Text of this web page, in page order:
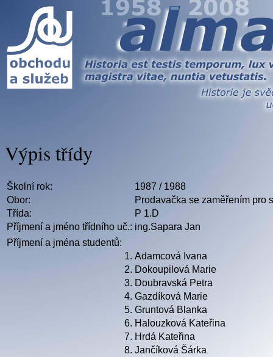
Výpis třídy
Školní rok:
1987 / 1988
Obor:
Prodavačka se zaměřením pro
Třída:
P 1.D
Příjmení a jméno třídního uč.: ing.Sapara Jan
Příjmení a jména studentů:
1. Adamcová Ivana
2. Dokoupilová Marie
3. Doubravská Petra
4. Gazdíková Marie
5. Gruntová Blanka
6. Halouzková Kateřina
7. Hrdá Kateřina
8. Jančíková Šárka